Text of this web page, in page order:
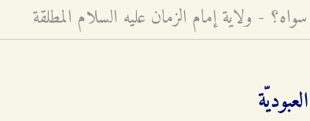
- ولاية إمام الزمان عليه السلام المطلقة